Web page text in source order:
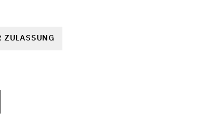
ZULASSUNG